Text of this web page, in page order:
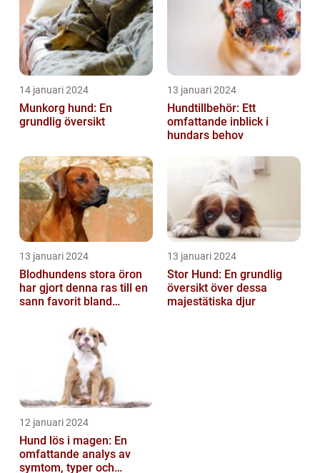
14 januari 2024
Munkorg hund: En
grundlig översikt
13 januari 2024
Hundtillbehör: Ett
omfattande inblick i
hundars behov
13 januari 2024
Blodhundens stora öron
har gjort denna ras till en
sann favorit bland
13 januari 2024
Stor Hund: En grundlig
översikt över dessa
majestätiska djur
12 januari 2024
Hund lös i magen: En
omfattande analys av
symtom, typer och